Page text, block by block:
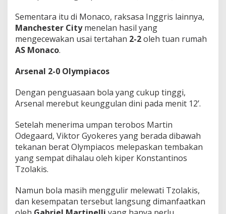
n
c
o
Sementara itu di Monaco, raksasa Inggris lainnya,
Manchester Citymenelan hasil yang
mengecewakan usai tertahan 2-2oleh tuan rumah
AS Monaco.
Arsenal 2-0 Olympiacos
Dengan penguasaan bola yang cukup tinggi,
Arsenal merebut keunggulan dini pada menit 12’.
Setelah menerima umpan terobos Martin
Odegaard, Viktor Gyokeres yang berada dibawah
tekanan berat Olympiacos melepaskan tembakan
yang sempat dihalau oleh kiper Konstantinos
Tzolakis.
Namun bola masih menggulir melewati Tzolakis,
dan kesempatan tersebut langsung dimanfaatkan